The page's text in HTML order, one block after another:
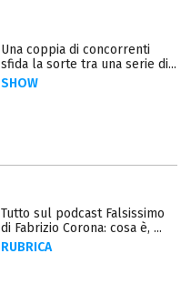
Una coppia di concorrenti
sfida la sorte tra una serie di...
SHOW
Tutto sul podcast Falsissimo
di Fabrizio Corona: cosa è, ...
RUBRICA